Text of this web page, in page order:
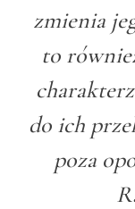
zmienia
to
do ich
poza